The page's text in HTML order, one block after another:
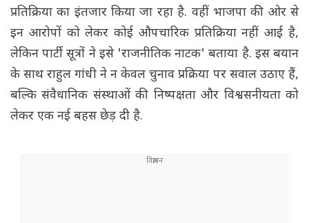
प्रतिक्रिया का इंतजार किया जा रहा है. वहीं भाजपा की ओर से
इन आरोपों को लेकर कोई औपचारिक प्रतिक्रिया नहीं आई है,
लेकिन पार्टी सूत्रों ने इसे 'राजनीतिक नाटक' बताया है. इस बयान
के साथ राहुल गांधी ने न केवल चुनाव प्रक्रिया पर सवाल उठाए हैं,
बल्कि संवैधानिक संस्थाओं की निष्पक्षता और विश्वसनीयता को
लेकर एक नई बहस छेड़ दी है.